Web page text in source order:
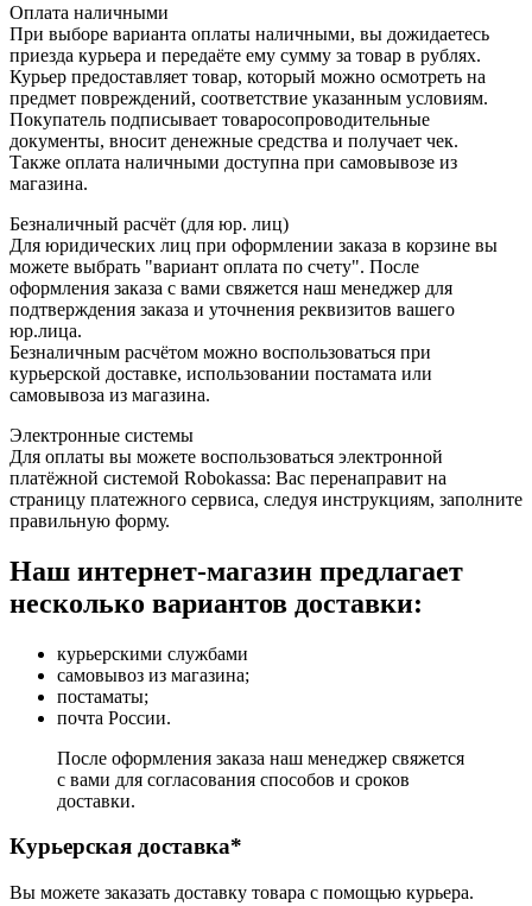
Оплата наличными
При выборе варианта оплаты наличными, вы дожидаетесь
приезда курьера и передаёте ему сумму за товар в рублях.
Курьер предоставляет товар, который можно осмотреть на
предмет повреждений, соответствие указанным условиям.
Покупатель подписывает товаросопроводительные
документы, вносит денежные средства и получает чек.
Также оплата наличными доступна при самовывозе из
магазина.
Безналичный расчёт (для юр. лиц)
Для юридических лиц при оформлении заказа в корзине вы
можете выбрать "вариант оплата по счету". После
оформления заказа с вами свяжется наш менеджер для
подтверждения заказа и уточнения реквизитов вашего
юр.лица.
Безналичным расчётом можно воспользоваться при
курьерской доставке, использовании постамата или
самовывоза из магазина.
Электронные системы
Для оплаты вы можете воспользоваться электронной
платёжной системой Robokassa: Вас перенаправит на
страницу платежного сервиса, следуя инструкциям, заполните
правильную форму.
Наш интернет-магазин предлагает
несколько вариантов доставки:
курьерскими службами
самовывоз из магазина;
постаматы;
почта России.
После оформления заказа наш менеджер свяжется
с вами для согласования способов и сроков
доставки.
Курьерская доставка*
Вы можете заказать доставку товара с помощью курьера.